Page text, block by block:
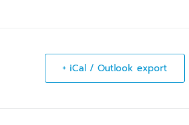
+ iCal / Outlook export